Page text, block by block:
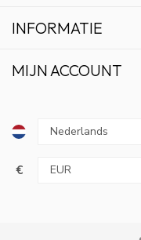
INFORMATIE
MIJN ACCOUNT
€
DE